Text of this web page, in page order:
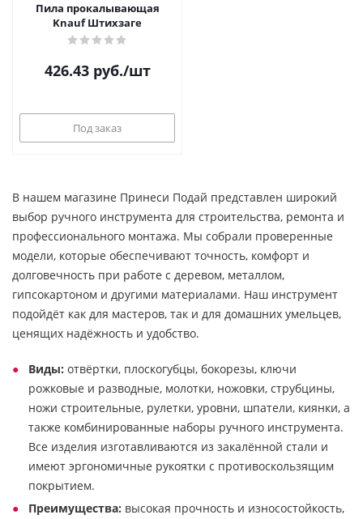
Пила прокалывающая
Knauf Штихзаге
426.43руб./шт
Под заказ
В нашем магазине Принеси Подай представлен широкий
выбор ручного инструмента для строительства, ремонта и
профессионального монтажа. Мы собрали проверенные
модели, которые обеспечивают точность, комфорт и
долговечность при работе с деревом, металлом,
гипсокартоном и другими материалами. Наш инструмент
подойдёт как для мастеров, так и для домашних умельцев,
ценящих надёжность и удобство.
Виды: отвёртки, плоскогубцы, бокорезы, ключи
рожковые и разводные, молотки, ножовки, струбцины,
ножи строительные, рулетки, уровни, шпатели, киянки, а
также комбинированные наборы ручного инструмента.
Все изделия изготавливаются из закалённой стали и
имеют эргономичные рукоятки с противоскользящим
покрытием.
Преимущества: высокая прочность и износостойкость,